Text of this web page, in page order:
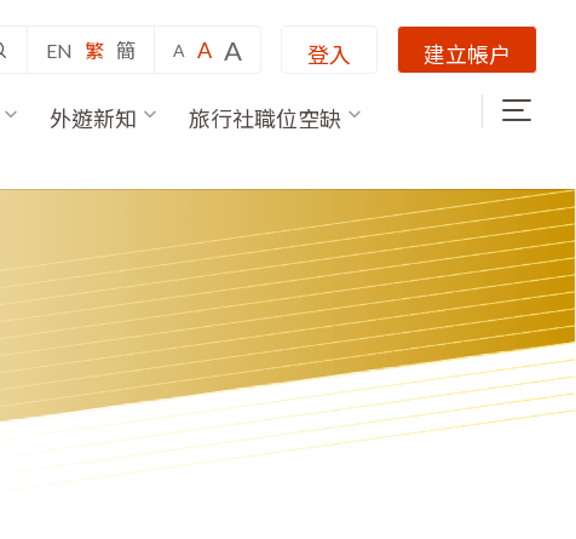
EN 繁 簡 A A A 登入 建立帳户
外遊新知
旅行社職位空缺